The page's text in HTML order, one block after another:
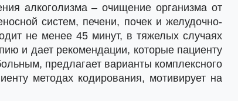
алкоголизма – очищение организма от
систем, печени, почек и желудочно-
не менее 45 минут, в тяжелых случаях
и дает рекомендации, которые пациенту
предлагает варианты комплексного
методах кодирования, мотивирует на